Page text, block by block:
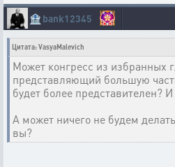
🏦 bank12345
Цитата: VasyaMalevich
Может конгресс из избранных
представляющий большую
будет более представителен?
А может ничего не будем
вы?